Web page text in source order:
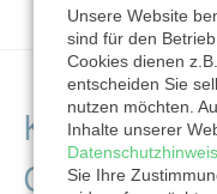
Unsere Website
sind für den
Cookies dienen
entscheiden Sie
nutzen möchten.
Inhalte unserer
Sie Ihre